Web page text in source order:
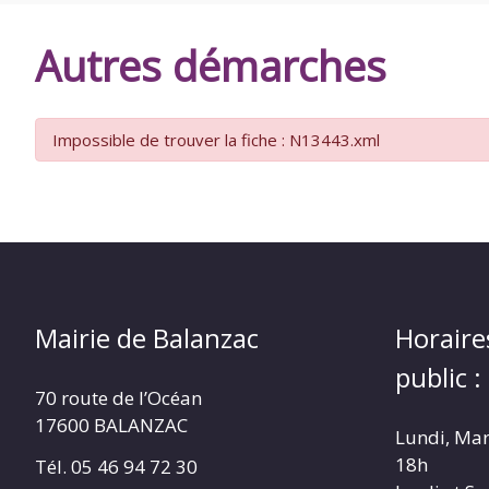
Autres démarches
Impossible de trouver la fiche : N13443.xml
Mairie de Balanzac
70 route de l’Océan
17600 BALANZAC
Tél. 05 46 94 72 30
public :
Lundi,
18h